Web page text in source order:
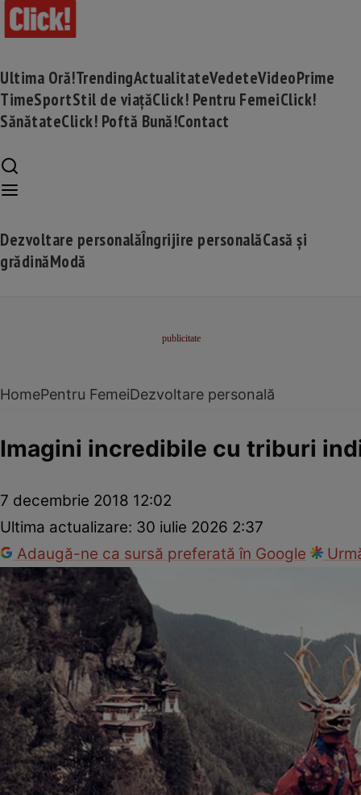
Ultima Oră!TrendingActualitateVedeteVideoPrime
TimeSportStil de viațăClick! Pentru FemeiClick!
SănătateClick! Poftă Bună!Contact
Dezvoltare personalăÎngrijire personalăCasă și
grădinăModă
HomePentru FemeiDezvoltare personală
Imagini incredibile cu triburi
7 decembrie 2018 12:02
Ultima actualizare: 30 iulie 2026 2:37
Adaugă-ne ca sursă preferată în Google